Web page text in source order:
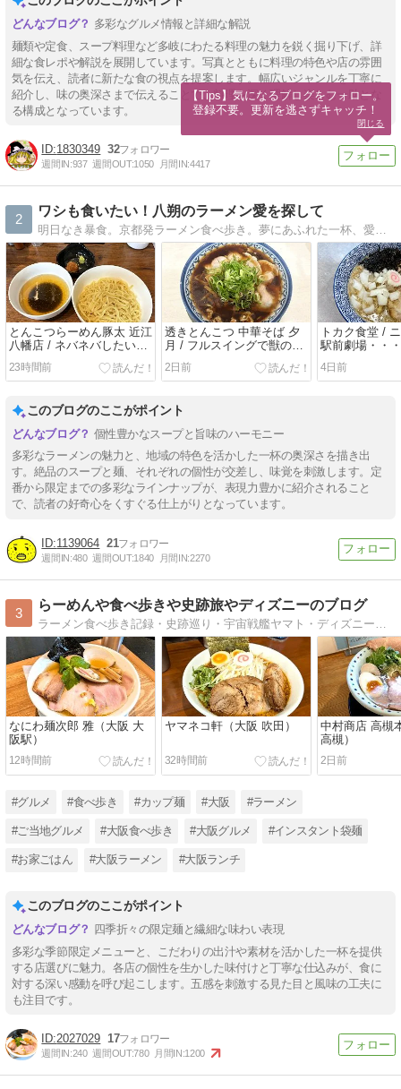
多彩なグルメ情報と詳細な解説
麺類や定食、スープ料理など多岐にわたる料理の魅力を鋭く掘り下げ、詳
細な食レポや解説を展開しています。写真とともに料理の特色や店の雰囲
気を伝え、読者に新たな食の視点を提案します。幅広いジャンルを丁寧に
紹介し、味の奥深さまで伝えることで、料理を深く理解し楽しむ一助とな
る構成となっています。
1830349 32
週間IN:937 週間OUT:1050 月間IN:4417
2
ワシも食いたい！八朔のラーメン愛を探して
明日なき暴食。京都発ラーメン食べ歩き。夢にあふれた一杯、愛に満ちた一杯を求めて、東へ西へ旅は続く。
とんこつらーめん豚太 近江
八幡店 / ネバネバしたい
LONELY NIGHT・・・冷製
和昆布つけ麺 ＠滋賀県近江
23時間前
透きとんこつ 中華そば 夕
月 / フルスイングで獣の咆
哮を・・・菊醤 ＠大阪府吹
田市
2日前
トカク食堂 /
駅前劇場・・
干中華そば ＠
摂津富田
4日前
このブログのここがポイント
個性豊かなスープと旨味のハーモニー
多彩なラーメンの魅力と、地域の特色を活かした一杯の奥深さを描き出
す。絶品のスープと麺、それぞれの個性が交差し、味覚を刺激します。定
番から限定までの多彩なラインナップが、表現力豊かに紹介されること
で、読者の好奇心をくすぐる仕上がりとなっています。
1139064 21
週間IN:480 週間OUT:1840 月間IN:2270
3
らーめんや食べ歩きや史跡旅やディズニーのブログ
ラーメン食べ歩き記録・史跡巡り・宇宙戦艦ヤマト・ディズニー・スターウォーズ、ジャイアンツとお家の日記。
なにわ麺次郎 雅（大阪 大
阪駅）
12時間前
ヤマネコ軒（大阪 吹田）
32時間前
中村商店 高槻
高槻）
2日前
#グルメ #食べ歩き #カップ麺 #大阪 #ラーメン
#ご当地グルメ #大阪食べ歩き #大阪グルメ #インスタント袋麺
#お家ごはん #大阪ラーメン #大阪ランチ
このブログのここがポイント
四季折々の限定麺と繊細な味わい表現
多彩な季節限定メニューと、こだわりの出汁や素材を活かした一杯を提供
する店選びに魅力。各店の個性を生かした味付けと丁寧な仕込みが、食に
対する深い感動を呼び起こします。五感を刺激する見た目と風味の工夫に
も注目です。
2027029 17
週間IN:240 週間OUT:780 月間IN:1200
【Tips】気になるブログをフォロー。
登録不要。更新を逃さずキャッチ！
閉じる